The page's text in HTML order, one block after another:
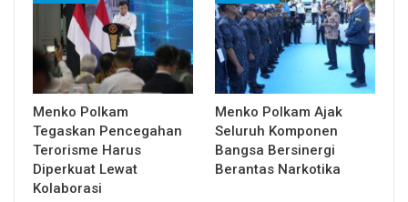
Menko Polkam
Tegaskan Pencegahan
Terorisme Harus
Diperkuat Lewat
Kolaborasi
Menko Polkam Ajak
Seluruh Komponen
Bangsa Bersinergi
Berantas Narkotika